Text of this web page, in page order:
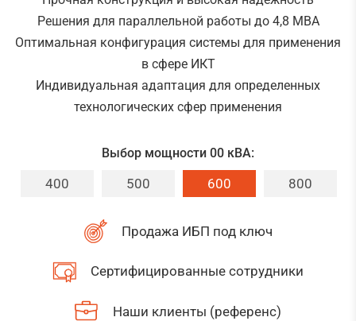
Решения для параллельной работы до 4,8 МВА
Оптимальная конфигурация системы для применения
в сфере ИКТ
Индивидуальная адаптация для определенных
технологических сфер применения
Выбор мощности 00 кВА:
400 500 600 800
Продажа ИБП под ключ
Сертифицированные сотрудники
Наши клиенты (референс)